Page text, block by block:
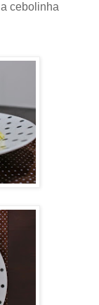
cebolinha